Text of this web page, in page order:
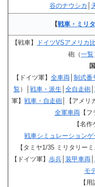
谷のナウシカ
【戦車・ミリ
【戦車】 ドイツVSアメリカ
砲（一覧
【ドイツ軍】 全車両 制式番
覧 ）│ 戦車・派生 全自走砲│
軍】 戦車・自走砲 │【アメリ
全軍車両 【フ
【名作
戦車シミュレーションゲ
【タミヤ1/35 ミリタリー
【ドイツ軍】 歩兵│ 装甲車両
モ
【用